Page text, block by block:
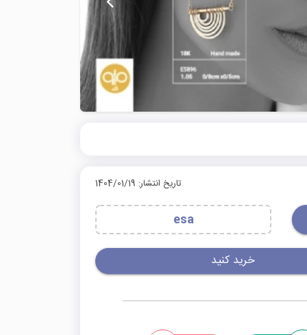
تاریخ انتشار: 1404/01/19
esa
خرید کنید